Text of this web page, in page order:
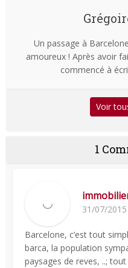
Un passage à
amoureux ! Après avoir
commencé à
Voir
1
31/07/2015
Barcelone, c’est tout
barca, la population
paysages de reves, ..;